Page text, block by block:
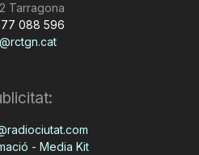
Tarragona
088 596
- Media Kit